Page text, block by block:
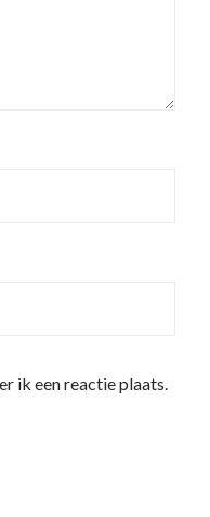
ik een reactie plaats.